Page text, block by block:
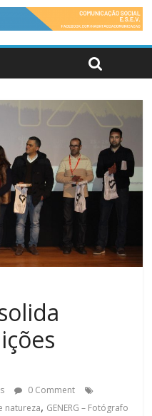
0 Comment
natureza, GENERG – Fotógrafo